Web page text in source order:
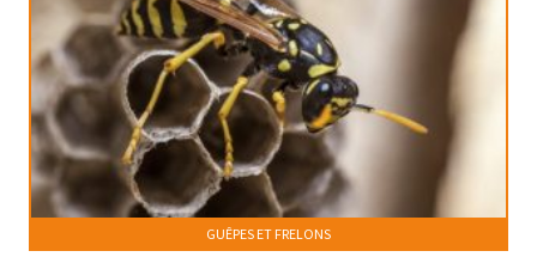
GUÊPES ET FRELONS